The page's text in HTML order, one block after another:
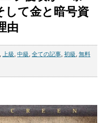
して金と暗号資
由
, 上級, 中級, 全ての記事, 初級, 無料